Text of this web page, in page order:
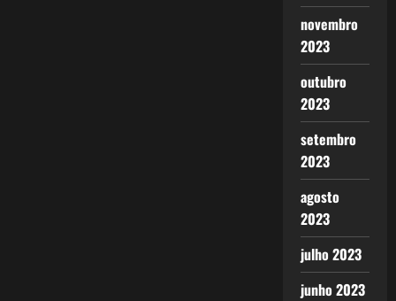
novembro
2023
outubro
2023
setembro
2023
agosto
2023
julho 2023
junho 2023